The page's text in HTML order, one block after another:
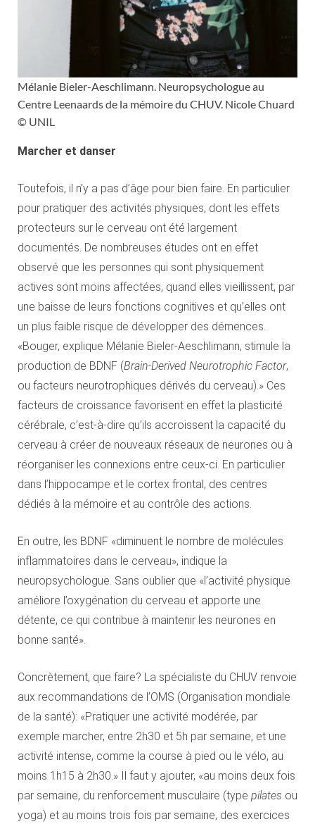
Mélanie Bieler-Aeschlimann. Neuropsychologue au
Centre Leenaards de la mémoire du CHUV. Nicole Chuard
© UNIL
Marcher et danser
Toutefois, il n’y a pas d’âge pour bien faire. En particulier
pour pratiquer des activités physiques, dont les effets
protecteurs sur le cerveau ont été largement
documentés. De nombreuses études ont en effet
observé que les personnes qui sont physiquement
actives sont moins affectées, quand elles vieillissent, par
une baisse de leurs fonctions cognitives et qu’elles ont
un plus faible risque de développer des démences.
«Bouger, explique Mélanie Bieler-Aeschlimann, stimule la
production de BDNF (Brain-Derived Neurotrophic Factor,
ou facteurs neurotrophiques dérivés du cerveau).» Ces
facteurs de croissance favorisent en effet la plasticité
cérébrale, c’est-à-dire qu’ils accroissent la capacité du
cerveau à créer de nouveaux réseaux de neurones ou à
réorganiser les connexions entre ceux-ci. En particulier
dans l’hippocampe et le cortex frontal, des centres
dédiés à la mémoire et au contrôle des actions.
En outre, les BDNF «diminuent le nombre de molécules
inflammatoires dans le cerveau», indique la
neuropsychologue. Sans oublier que «l’activité physique
améliore l’oxygénation du cerveau et apporte une
détente, ce qui contribue à maintenir les neurones en
bonne santé».
Concrètement, que faire? La spécialiste du CHUV renvoie
aux recommandations de l’OMS (Organisation mondiale
de la santé): «Pratiquer une activité modérée, par
exemple marcher, entre 2h30 et 5h par semaine, et une
activité intense, comme la course à pied ou le vélo, au
moins 1h15 à 2h30.» Il faut y ajouter, «au moins deux fois
par semaine, du renforcement musculaire (type pilates ou
yoga) et au moins trois fois par semaine, des exercices